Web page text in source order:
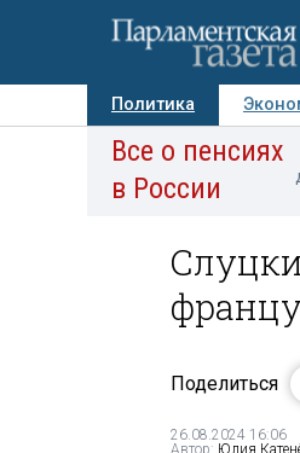
Политика
Авторы Персоны
Все о пенсиях
в России
Поделиться
26.08.2024 16:06
Автор: Юлия